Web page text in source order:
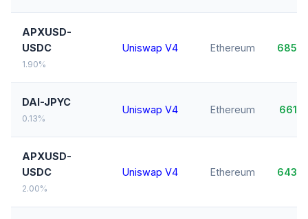
APXUSD-
USDC
1.90%
Uniswap V4 Ethereum
DAI-JPYC
0.13%
Uniswap V4 Ethereum
APXUSD-
USDC
2.00%
Uniswap V4 Ethereum